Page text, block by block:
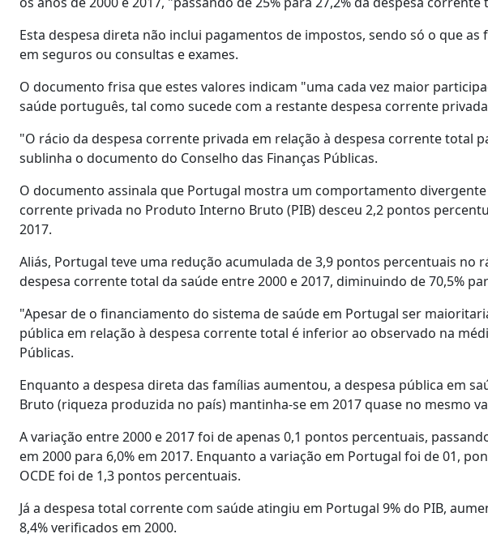
Esta despesa direta não inclui pagamentos de impostos, sendo só o que
em seguros ou consultas e exames.
O documento frisa que estes valores indicam "uma cada vez maior
saúde português, tal como sucede com a restante despesa corrente
"O rácio da despesa corrente privada em relação à despesa corrente total
sublinha o documento do Conselho das Finanças Públicas.
O documento assinala que Portugal mostra um comportamento divergente
corrente privada no Produto Interno Bruto (PIB) desceu 2,2 pontos
2017.
Aliás, Portugal teve uma redução acumulada de 3,9 pontos percentuais no
despesa corrente total da saúde entre 2000 e 2017, diminuindo de 70,5%
"Apesar de o financiamento do sistema de saúde em Portugal ser
pública em relação à despesa corrente total é inferior ao observado na
Públicas.
Enquanto a despesa direta das famílias aumentou, a despesa pública em
Bruto (riqueza produzida no país) mantinha-se em 2017 quase no mesmo
A variação entre 2000 e 2017 foi de apenas 0,1 pontos percentuais,
em 2000 para 6,0% em 2017. Enquanto a variação em Portugal foi de 01,
OCDE foi de 1,3 pontos percentuais.
Já a despesa total corrente com saúde atingiu em Portugal 9% do PIB,
8,4% verificados em 2000.